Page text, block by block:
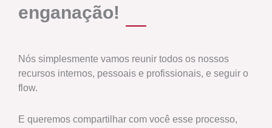
enganação!
Nós simplesmente vamos reunir todos os nossos
recursos internos, pessoais e profissionais, e seguir o
flow.
E queremos compartilhar com você esse processo,